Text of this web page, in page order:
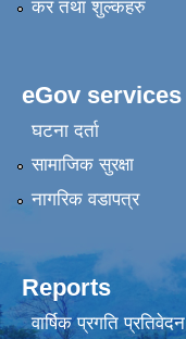
कर तथा शुल्कहरु
eGov services
घटना दर्ता
सामाजिक सुरक्षा
नागरिक वडापत्र
Reports
वार्षिक प्रगति प्रतिवेदन